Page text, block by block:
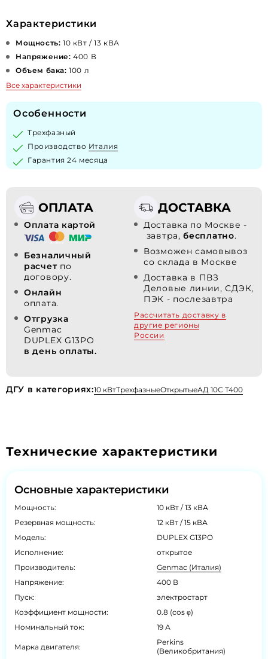
Характеристики
Мощность: 10 кВт / 13 кВА
Напряжение: 400 В
Объем бака: 100 л
Все характеристики
Особенности
Трехфазный
Производство Италия
Гарантия 24 месяца
ОПЛАТА
Оплата картой
Безналичный
расчет по
договору.
Онлайн
оплата.
Отгрузка
Genmac
DUPLEX G13PO
в день оплаты.
ДОСТАВКА
Доставка по Москве -
завтра,бесплатно.
Возможен самовывоз
со склада в Москве
Доставка в ПВЗ
Деловые линии, СДЭК,
ПЭК - послезавтра
Рассчитать доставку в
другие регионы
России
ДГУ в категориях:10 кВтТрехфазныеОткрытыеАД 10С Т400
Технические характеристики
Основные характеристики
Мощность:
10 кВт / 13 кВА
Резервная мощность:
12 кВт / 15 кВА
Модель:
DUPLEX G13PO
Исполнение:
открытое
Производитель:
Genmac (Италия)
Напряжение:
400 В
Пуск:
электростарт
Коэффициент мощности:
0.8 (cos φ)
Номинальный ток:
19 А
Марка двигателя:
Perkins
(Великобритания)